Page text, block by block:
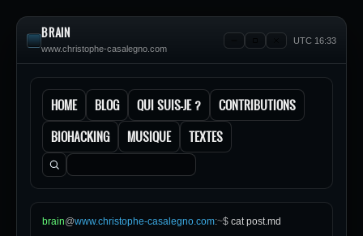
BRAIN
www.christophe-casalegno.com
UTC 16:33
HOME BLOG QUI SUIS-JE ?
CONTRIBUTIONS
BIOHACKING
MUSIQUE TEXTES
Rechercher :
brain@www.christophe-casalegno.com:~$ cat post.md